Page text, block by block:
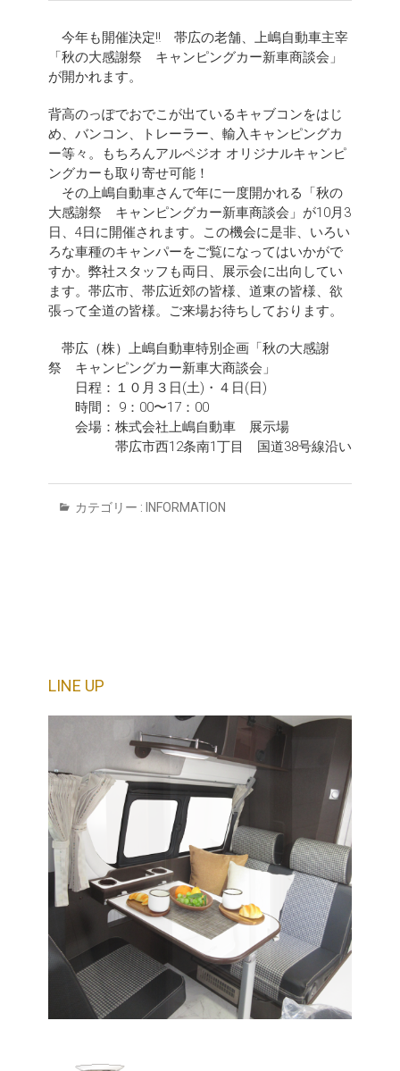
今年も開催決定‼︎ 帯広の老舗、上嶋自動車主宰
「秋の大感謝祭 キャンピングカー新車商談会」
が開かれます。
背高のっぽでおでこが出ているキャブコンをはじ
め、バンコン、トレーラー、輸入キャンピングカ
ー等々。もちろんアルペジオ オリジナルキャンピ
ングカーも取り寄せ可能！
その上嶋自動車さんで年に一度開かれる「秋の
大感謝祭 キャンピングカー新車商談会」が10月3
日、4日に開催されます。この機会に是非、いろい
ろな車種のキャンパーをご覧になってはいかがで
すか。弊社スタッフも両日、展示会に出向してい
ます。帯広市、帯広近郊の皆様、道東の皆様、欲
張って全道の皆様。ご来場お待ちしております。
帯広（株）上嶋自動車特別企画「秋の大感謝
祭 キャンピングカー新車大商談会」
日程：１０月３日(土)・４日(日)
時間： 9：00〜17：00
会場：株式会社上嶋自動車 展示場
帯広市西12条南1丁目 国道38号線沿い
カテゴリー : INFORMATION
LINE UP